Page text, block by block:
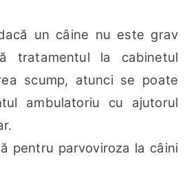
un câine nu este grav
tratamentul la cabinetul
scump, atunci se poate
ambulatoriu cu ajutorul
pentru parvoviroza la câini